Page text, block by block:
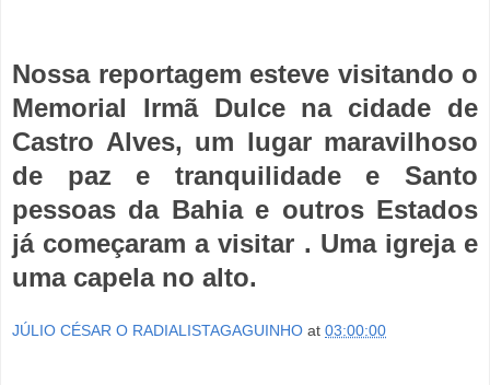
Nossa reportagem esteve visitando o
Memorial Irmã Dulce na cidade de
Castro Alves, um lugar maravilhoso
de paz e tranquilidade e Santo
pessoas da Bahia e outros Estados
já começaram a visitar . Uma igreja e
uma capela no alto.
JÚLIO CÉSAR O RADIALISTAGAGUINHO at 03:00:00